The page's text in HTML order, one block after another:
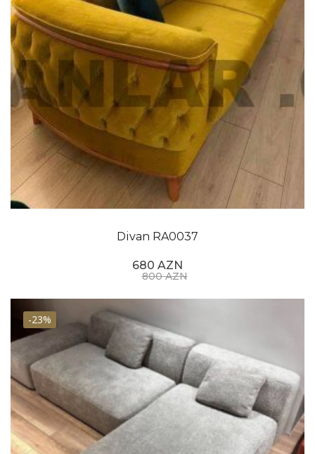
Divan RA0037
680 AZN
800 AZN
-23%